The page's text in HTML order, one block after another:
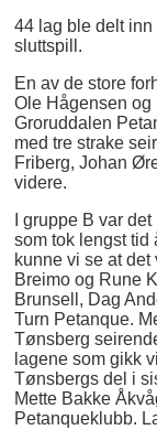
44 lag ble delt inn
sluttspill.
En av de store
Ole Hågensen og
Groruddalen
med tre strake
Friberg, Johan
videre.
I gruppe B var
som tok lengst tid
kunne vi se at
Breimo og Rune
Brunsell, Dag
Turn Petanque.
Tønsberg
lagene som gikk
Tønsbergs del i
Mette Bakke
Petanqueklubb.